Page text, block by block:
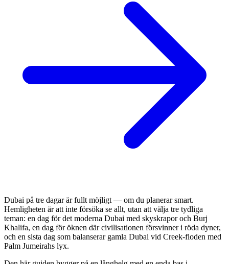
Dubai på tre dagar är fullt möjligt — om du planerar smart.
Hemligheten är att inte försöka se allt, utan att välja tre tydliga
teman: en dag för det moderna Dubai med skyskrapor och Burj
Khalifa, en dag för öknen där civilisationen försvinner i röda dyner,
och en sista dag som balanserar gamla Dubai vid Creek-floden med
Palm Jumeirahs lyx.